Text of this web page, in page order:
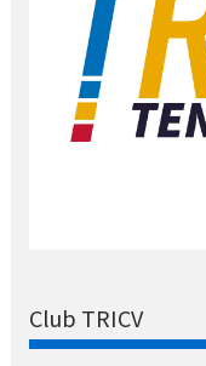
Club TRICV